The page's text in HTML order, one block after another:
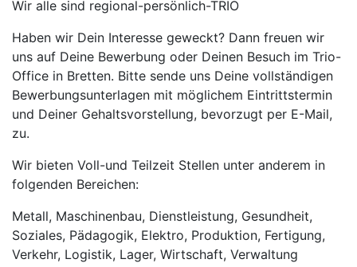
Wir alle sind regional-persönlich-TRIO
Haben wir Dein Interesse geweckt? Dann freuen wir
uns auf Deine Bewerbung oder Deinen Besuch im Trio-
Office in Bretten. Bitte sende uns Deine vollständigen
Bewerbungsunterlagen mit möglichem Eintrittstermin
und Deiner Gehaltsvorstellung, bevorzugt per E-Mail,
zu.
Wir bieten Voll-und Teilzeit Stellen unter anderem in
folgenden Bereichen:
Metall, Maschinenbau, Dienstleistung, Gesundheit,
Soziales, Pädagogik, Elektro, Produktion, Fertigung,
Verkehr, Logistik, Lager, Wirtschaft, Verwaltung